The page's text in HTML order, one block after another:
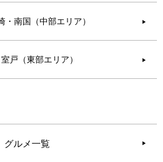
・南国（中部エリア） ▶︎
戸（東部エリア） ▶︎
グルメ一覧